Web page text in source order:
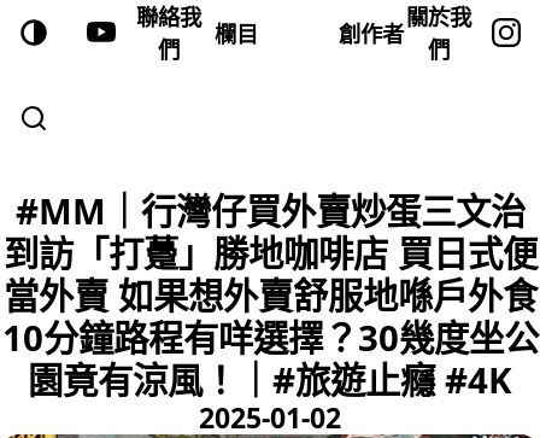
聯絡我
們
欄目 創作者
關於我
們
#MM｜行灣仔買外賣炒蛋三文治
到訪「打躉」勝地咖啡店 買日式便
當外賣 如果想外賣舒服地喺戶外食
10分鐘路程有咩選擇？30幾度坐公
園竟有涼風！｜#旅遊止癮 #4K
2025-01-02